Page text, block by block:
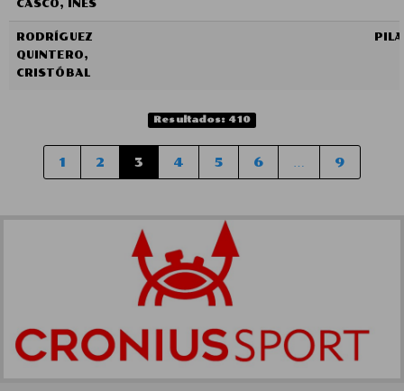
CASCO, INÉS
RODRÍGUEZ
QUINTERO,
CRISTÓBAL
Resultados: 410
1 2 3 4 5 6 9